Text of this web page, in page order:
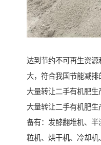
达到节约不可再生资源
大，符合我国节能减排
大量转让二手有机肥生
大量转让二手有机肥
备有：发酵翻堆机、
粒机、烘干机、冷却